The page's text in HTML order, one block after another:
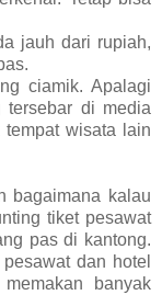
jauh dari rupiah,
ciamik. Apalagi
di media
wisata lain
bagaimana kalau
tiket pesawat
pas di kantong.
dan hotel
banyak